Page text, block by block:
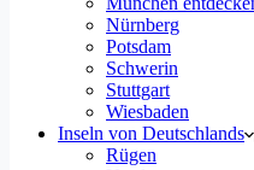
Nürnberg
Potsdam
Schwerin
Stuttgart
Wiesbaden
Inseln von Deutschlands
Rügen